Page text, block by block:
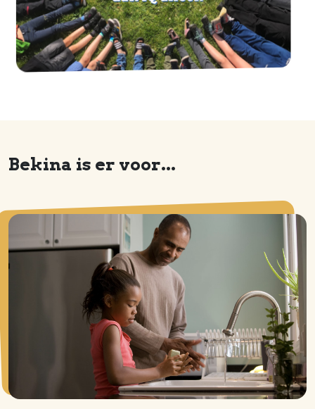
Bekina is er voor...